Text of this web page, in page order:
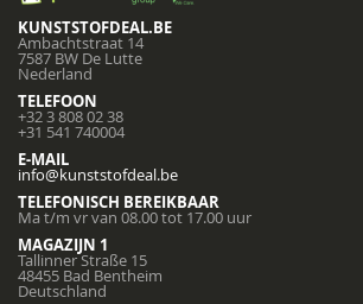
KUNSTSTOFDEAL.BE
Ambachtstraat 14
7587 BW De Lutte
Nederland
TELEFOON
+32 3 808 02 38
+31 541 740004
E-MAIL
info@kunststofdeal.be
TELEFONISCH BEREIKBAAR
Ma t/m vr van 08.00 tot 17.00 uur
MAGAZIJN 1
Tallinner Straße 15
48455 Bad Bentheim
Deutschland